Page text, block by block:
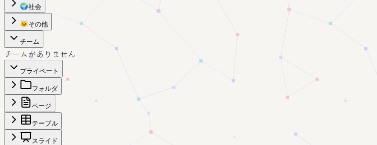
🌍社会
🐱 その他
チーム
チームがありません
プライベート
フォルダ
ページ
テーブル
スライド